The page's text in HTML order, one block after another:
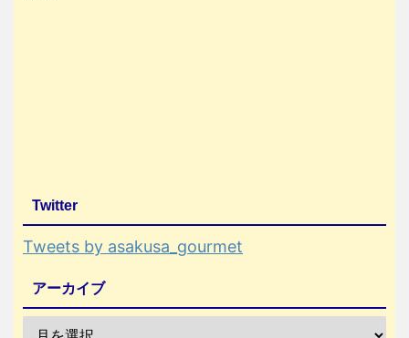
Twitter
Tweets by asakusa_gourmet
アーカイブ